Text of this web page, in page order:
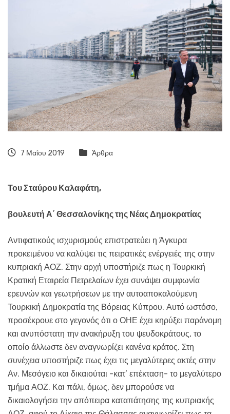
7 Μαΐου 2019 Άρθρα
Του Σταύρου Καλαφάτη,
βουλευτή Α΄ Θεσσαλονίκης της Νέας Δημοκρατίας
Αντιφατικούς ισχυρισμούς επιστρατεύει η Άγκυρα
προκειμένου να καλύψει τις πειρατικές ενέργειές της στην
κυπριακή ΑΟΖ. Στην αρχή υποστήριζε πως η Τουρκική
Κρατική Εταιρεία Πετρελαίων έχει συνάψει συμφωνία
ερευνών και γεωτρήσεων με την αυτοαποκαλούμενη
Τουρκική Δημοκρατία της Βόρειας Κύπρου. Αυτό ωστόσο,
προσέκρουε στο γεγονός ότι ο ΟΗΕ έχει κηρύξει παράνομη
και ανυπόστατη την ανακήρυξη του ψευδοκράτους, το
οποίο άλλωστε δεν αναγνωρίζει κανένα κράτος. Στη
συνέχεια υποστήριζε πως έχει τις μεγαλύτερες ακτές στην
Αν. Μεσόγειο και δικαιούται -κατ’ επέκταση- το μεγαλύτερο
τμήμα ΑΟΖ. Και πάλι, όμως, δεν μπορούσε να
δικαιολογήσει την απόπειρα καταπάτησης της κυπριακής